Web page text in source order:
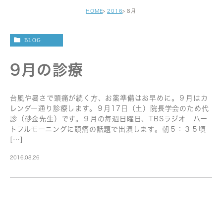
HOME 2016 8月
BLOG
9月の診療
台風や暑さで頭痛が続く方、お薬準備はお早めに。９月はカ
レンダー通り診療します。９月17日（土）院長学会のため代
診（砂金先生）です。９月の毎週日曜日、TBSラジオ ハー
トフルモーニングに頭痛の話題で出演します。朝５：３５頃
[…]
2016.08.26